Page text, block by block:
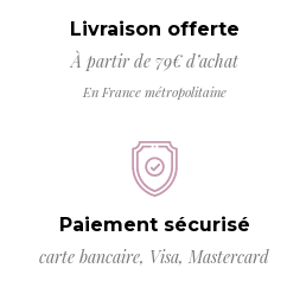
Livraison offerte
À partir de 79€ d’achat
En France métropolitaine
Paiement sécurisé
carte bancaire, Visa, Mastercard